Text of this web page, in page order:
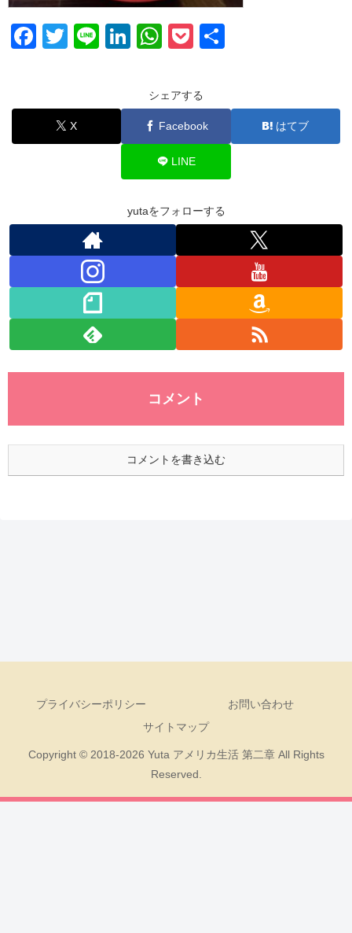
F
e
b
T
er
Li
Li
e
dI
W
at
s
A
p
p
P
ck
et
シェアする
X Facebook はてブ
LINE
yutaをフォローする
コメント
コメントを書き込む
プライバシーポリシー
お問い合わせ
サイトマップ
Copyright © 2018-2026 Yuta アメリカ生活 第二章 All Rights
Reserved.